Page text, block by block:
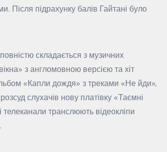
Після підрахунку балів Гайтані було
складається з музичних
з англомовною версією та хіт
«Капли дождя» з треками «Не йди»,
слухачів нову платівку «Таємні
транслюють відеокліпи